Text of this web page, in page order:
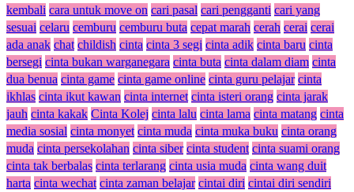
kembali cara untuk move on cari pasal cari pengganti cari yang
sesuai celaru cemburu cemburu buta cepat marah cerah cerai cerai
ada anak chat childish cinta cinta 3 segi cinta adik cinta baru cinta
bersegi cinta bukan warganegara cinta buta cinta dalam diam cinta
dua benua cinta game cinta game online cinta guru pelajar cinta
ikhlas cinta ikut kawan cinta internet cinta isteri orang cinta jarak
jauh cinta kakak Cinta Kolej cinta lalu cinta lama cinta matang cinta
media sosial cinta monyet cinta muda cinta muka buku cinta orang
muda cinta persekolahan cinta siber cinta student cinta suami orang
cinta tak berbalas cinta terlarang cinta usia muda cinta wang duit
harta cinta wechat cinta zaman belajar cintai diri cintai diri sendiri